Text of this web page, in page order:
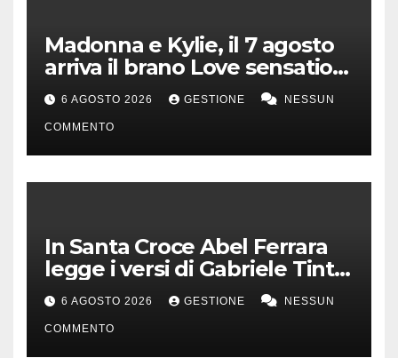
Madonna e Kylie, il 7 agosto
arriva il brano Love sensation
(Afterhours mix)
6 AGOSTO 2026 GESTIONE NESSUN
COMMENTO
In Santa Croce Abel Ferrara
legge i versi di Gabriele Tinti
per Francesco d’Assisi
6 AGOSTO 2026 GESTIONE NESSUN
COMMENTO